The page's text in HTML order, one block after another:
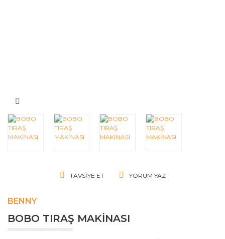
TAVSIYE ET YORUM YAZ
BENNY
BOBO TIRAŞ MAKİNASI